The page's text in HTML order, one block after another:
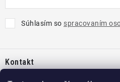
Súhlasím so spracovaním
pKontakt